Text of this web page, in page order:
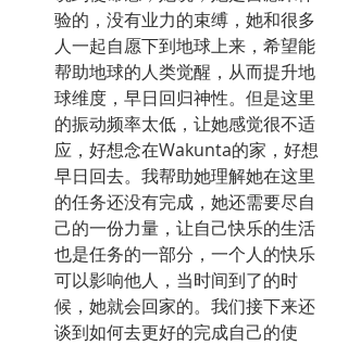
验的，没有业力的束缚，她和很多
人一起自愿下到地球上来，希望能
帮助地球的人类觉醒，从而提升地
球维度，早日回归神性。但是这里
的振动频率太低，让她感觉很不适
应，好想念在Wakunta的家，好想
早日回去。我帮助她理解她在这里
的任务还没有完成，她还需要尽自
己的一份力量，让自己快乐的生活
也是任务的一部分，一个人的快乐
可以影响他人，当时间到了的时
候，她就会回家的。我们接下来还
谈到如何去更好的完成自己的使